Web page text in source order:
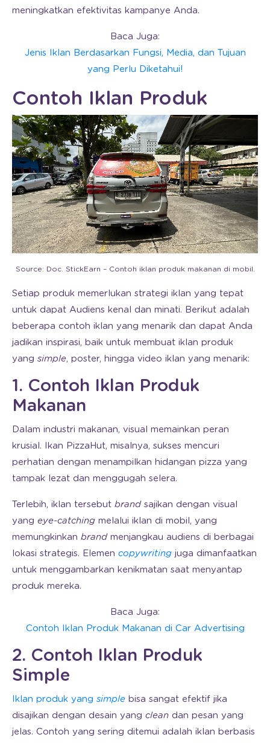
meningkatkan efektivitas kampanye Anda.
Baca Juga:
Jenis Iklan Berdasarkan Fungsi, Media, dan Tujuan
yang Perlu Diketahui!
Contoh Iklan Produk
Source: Doc. StickEarn – Contoh iklan produk makanan di mobil.
Setiap produk memerlukan strategi iklan yang tepat
untuk dapat Audiens kenal dan minati. Berikut adalah
beberapa contoh iklan yang menarik dan dapat Anda
jadikan inspirasi, baik untuk membuat iklan produk
yang simple, poster, hingga video iklan yang menarik:
1. Contoh Iklan Produk
Makanan
Dalam industri makanan, visual memainkan peran
krusial. Ikan PizzaHut, misalnya, sukses mencuri
perhatian dengan menampilkan hidangan pizza yang
tampak lezat dan menggugah selera.
Terlebih, iklan tersebut brand sajikan dengan visual
yang eye-catching melalui iklan di mobil, yang
memungkinkan brand menjangkau audiens di berbagai
lokasi strategis. Elemen copywriting juga dimanfaatkan
untuk menggambarkan kenikmatan saat menyantap
produk mereka.
Baca Juga:
Contoh Iklan Produk Makanan di Car Advertising
2. Contoh Iklan Produk
Simple
Iklan produk yang simple bisa sangat efektif jika
disajikan dengan desain yang clean dan pesan yang
jelas. Contoh yang sering ditemui adalah iklan berbasis